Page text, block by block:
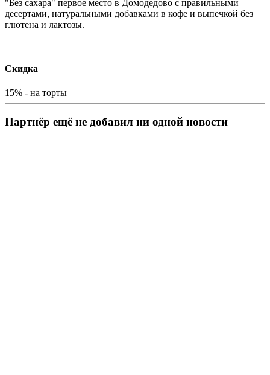
"Без сахара" первое место в Домодедово с правильными
десертами, натуральными добавками в кофе и выпечкой без
глютена и лактозы.
Скидка
15% - на торты
Партнёр ещё не добавил ни одной новости